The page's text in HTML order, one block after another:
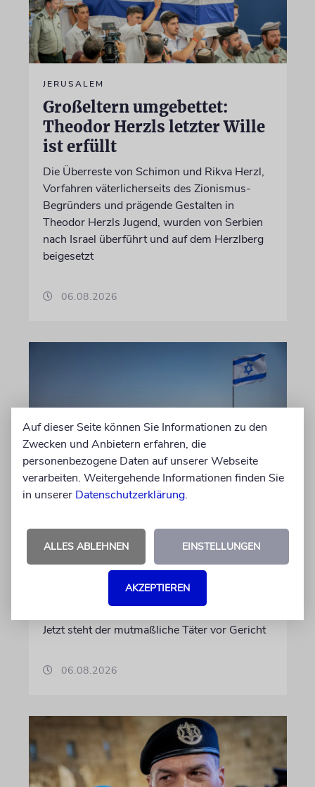
JERUSALEM
Großeltern umgebettet:
Theodor Herzls letzter Wille
ist erfüllt
Die Überreste von Schimon und Rikva Herzl,
Vorfahren väterlicherseits des Zionismus-
Begründers und prägende Gestalten in
Theodor Herzls Jugend, wurden von Serbien
nach Israel überführt und auf dem Herzlberg
beigesetzt
06.08.2026
JUSTIZ
Tötung eines Palästinensers
angeklagt
Siedlergewalt ein und war an dem Oscar-
Jetzt steht der mutmaßliche Täter vor Gericht
06.08.2026
Auf dieser Seite können Sie Informationen zu den
Zwecken und Anbietern erfahren, die
personenbezogene Daten auf unserer Webseite
verarbeiten. Weitergehende Informationen finden Sie
in unserer Datenschutzerklärung.
ALLES ABLEHNEN EINSTELLUNGEN
AKZEPTIEREN